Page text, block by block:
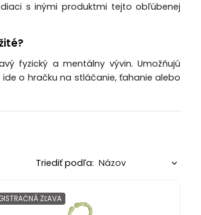
s inými produktmi tejto obľúbenej
fyzický a mentálny vývin. Umožňujú
o hračku na stláčanie, ťahanie alebo
Triediť podľa:
ZĽAVA